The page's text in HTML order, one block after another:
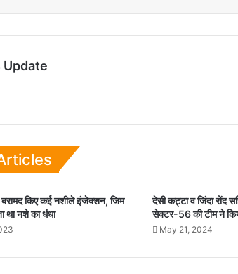
Update
बरामद किए कई नशीले इंजेक्शन, जिम
था नशे का धंधा
देसी कट्टा व जिंदा रोंद
सेक्टर-56 की टीम ने
May 21, 2024